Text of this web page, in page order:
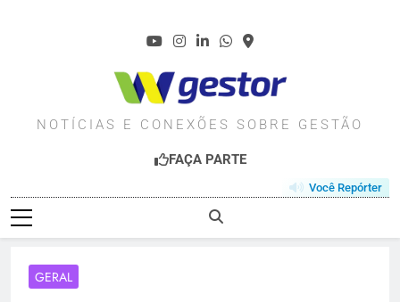
WGESTOR.COM.BR
NOTÍCIAS E CONEXÕES SOBRE GESTÃO
FAÇA PARTE
Você Repórter
GERAL